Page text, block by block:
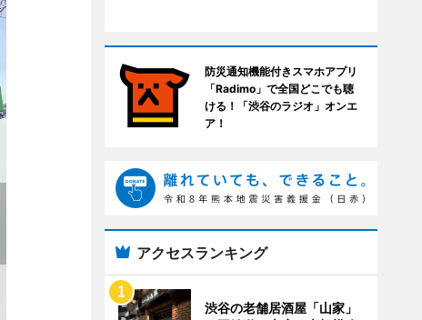
防災通知機能付きスマホアプリ
「Radimo」で全国どこでも聴
ける！「渋谷のラジオ」オンエ
ア！
アクセスランキング
渋谷の老舗居酒屋「山家」